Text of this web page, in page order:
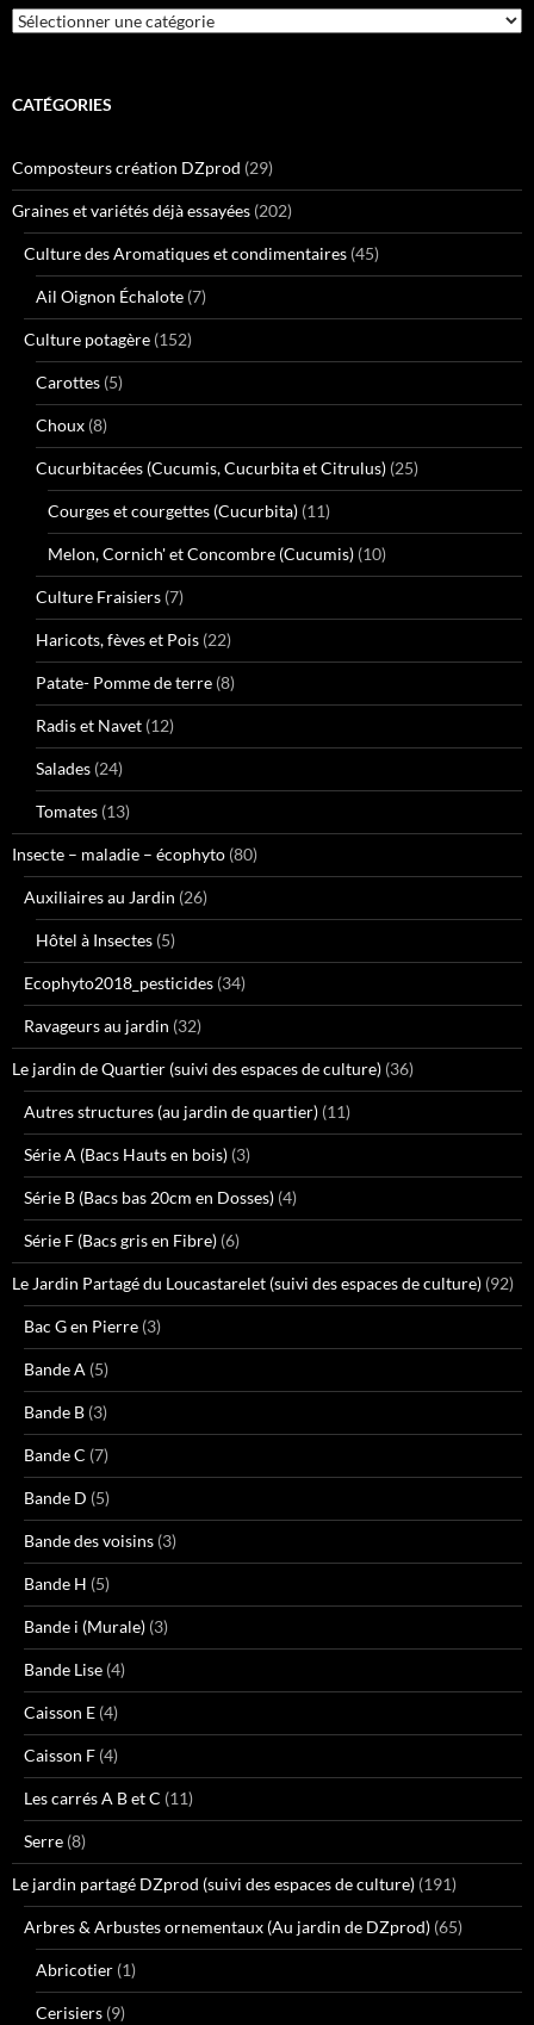
Catégories
CATÉGORIES
Composteurs création DZprod (29)
Graines et variétés déjà essayées (202)
Culture des Aromatiques et condimentaires (45)
Ail Oignon Échalote (7)
Culture potagère (152)
Carottes (5)
Choux (8)
Cucurbitacées (Cucumis, Cucurbita et Citrulus) (25)
Courges et courgettes (Cucurbita) (11)
Melon, Cornich' et Concombre (Cucumis) (10)
Culture Fraisiers (7)
Haricots, fèves et Pois (22)
Patate- Pomme de terre (8)
Radis et Navet (12)
Salades (24)
Tomates (13)
Insecte – maladie – écophyto (80)
Auxiliaires au Jardin (26)
Hôtel à Insectes (5)
Ecophyto2018_pesticides (34)
Ravageurs au jardin (32)
Le jardin de Quartier (suivi des espaces de culture) (36)
Autres structures (au jardin de quartier) (11)
Série A (Bacs Hauts en bois) (3)
Série B (Bacs bas 20cm en Dosses) (4)
Série F (Bacs gris en Fibre) (6)
Le Jardin Partagé du Loucastarelet (suivi des espaces de culture) (92)
Bac G en Pierre (3)
Bande A (5)
Bande B (3)
Bande C (7)
Bande D (5)
Bande des voisins (3)
Bande H (5)
Bande i (Murale) (3)
Bande Lise (4)
Caisson E (4)
Caisson F (4)
Les carrés A B et C (11)
Serre (8)
Le jardin partagé DZprod (suivi des espaces de culture) (191)
Arbres & Arbustes ornementaux (Au jardin de DZprod) (65)
Abricotier (1)
Cerisiers (9)